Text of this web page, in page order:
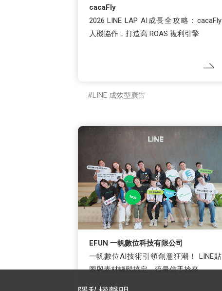
cacaFly
2026 LINE LAP AI成長全攻略：cacaFly
人機協作，打造高 ROAS 複利引擎
LINE 成效型廣告
EFUN 一帆數位科技有限公司
一帆數位AI技術引領創意狂潮！ LINE貼
圖與素材輕鬆搞定，流量信手捻來